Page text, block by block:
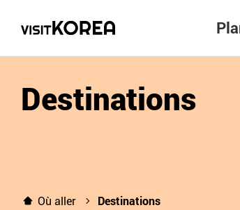
Destinations
Où aller Destinations